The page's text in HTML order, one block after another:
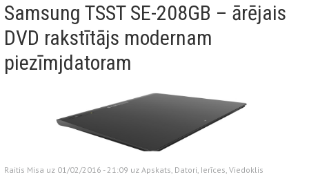
Samsung TSST SE-208GB – ārējais
DVD rakstītājs modernam
piezīmjdatoram
Raitis Misa uz 01/02/2016 - 21:09 uz Apskats, Datori, Ierīces, Viedoklis